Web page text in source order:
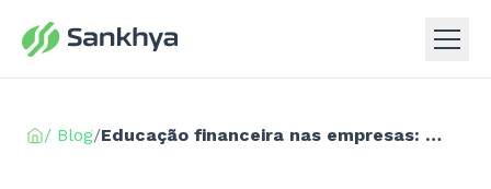
/ Blog/ Educação financeira nas empresas: 6 dicas para implementá-la com sucesso